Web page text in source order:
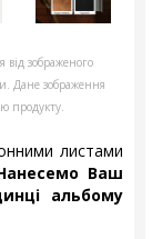
від зображеного
Дане зображення
продукту.
листами
Ваш
альбому